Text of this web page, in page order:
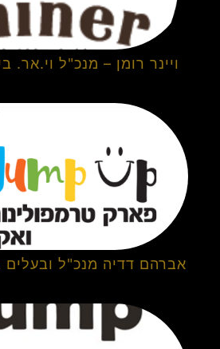
ויינר רומן – מנכ"ל
אברהם דדיה מנכ"ל